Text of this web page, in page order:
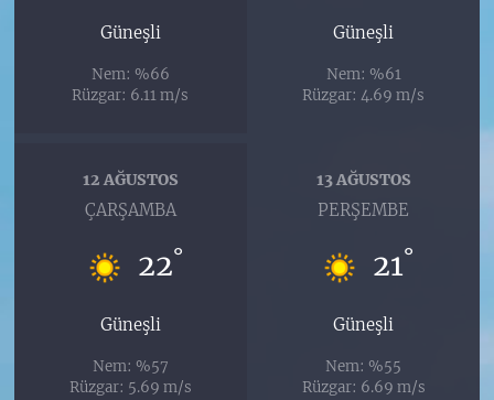
Güneşli
Nem: %66
Rüzgar: 6.11 m/s
Güneşli
Nem: %61
Rüzgar: 4.69 m/s
12 AĞUSTOS
ÇARŞAMBA
22°
Güneşli
Nem: %57
Rüzgar: 5.69 m/s
13 AĞUSTOS
PERŞEMBE
21°
Güneşli
Nem: %55
Rüzgar: 6.69 m/s